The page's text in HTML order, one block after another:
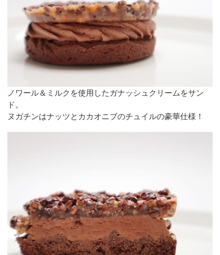
ノワール＆ミルクを使用したガナッシュクリームをサン
ド。
ヌガチンはナッツとカカオニブのチュイルの豪華仕様！